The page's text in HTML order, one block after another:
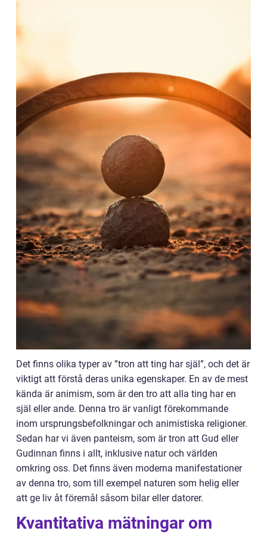
Det finns olika typer av ”tron att ting har själ”, och det är
viktigt att förstå deras unika egenskaper. En av de mest
kända är animism, som är den tro att alla ting har en
själ eller ande. Denna tro är vanligt förekommande
inom ursprungsbefolkningar och animistiska religioner.
Sedan har vi även panteism, som är tron att Gud eller
Gudinnan finns i allt, inklusive natur och världen
omkring oss. Det finns även moderna manifestationer
av denna tro, som till exempel naturen som helig eller
att ge liv åt föremål såsom bilar eller datorer.
Kvantitativa mätningar om